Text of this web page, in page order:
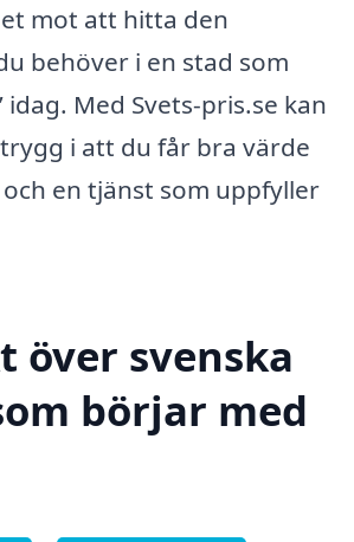
mot att hitta den
behöver i en stad som
idag. Med Svets-pris.se kan
i att du får bra värde
en tjänst som uppfyller
över svenska
börjar med